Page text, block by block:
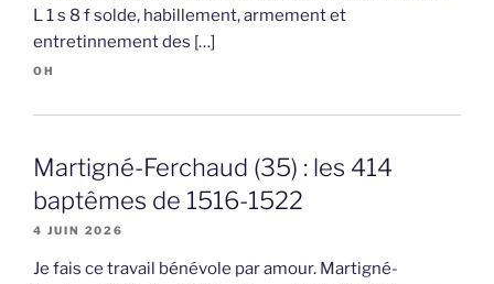
L 1 s 8 f solde, habillement, armement et
entretinnement des […]
OH
Martigné-Ferchaud (35) : les 414
baptêmes de 1516-1522
4 JUIN 2026
Je fais ce travail bénévole par amour. Martigné-